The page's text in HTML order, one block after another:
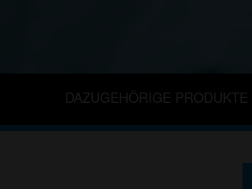
DAZUGEHÖRIGE PRODUKTE